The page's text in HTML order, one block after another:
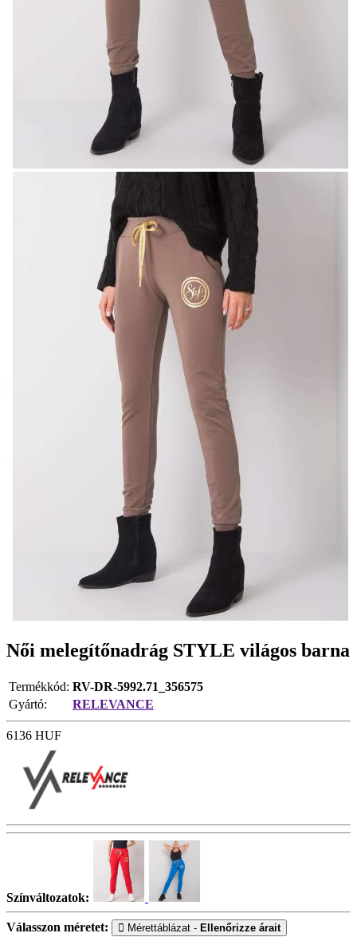
Női melegítőnadrág STYLE világos barna
Termékkód: RV-DR-5992.71_356575
Gyártó:
RELEVANCE
6136 HUF
Színváltozatok:
Válasszon méretet: Mérettáblázat - Ellenőrizze árait